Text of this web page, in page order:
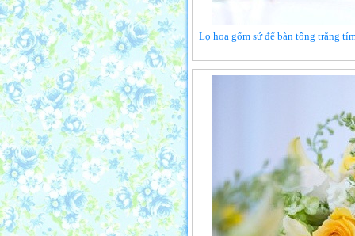
Lọ hoa gốm sứ để bàn tông trắng